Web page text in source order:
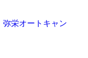
弥栄オートキャン